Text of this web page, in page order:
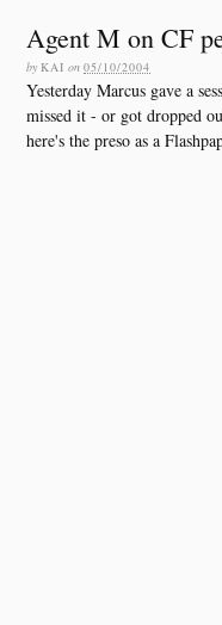
Agent M on CF
by KAI on 05/10/2004
Yesterday Marcus gave a
missed it - or got dropped
here's the preso as a